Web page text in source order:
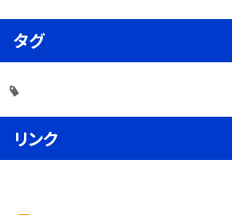
タグ
リンク